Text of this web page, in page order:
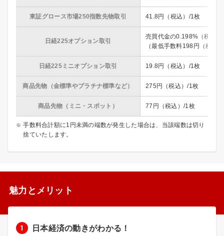
東証グロース市場250指数先物取引 41.8円（税込）/1枚
日経225オプション取引
売買代金の0.198%（税込）
（最低手数料198円（税込
日経225ミニオプション取引 19.8円（税込）/1枚
商品先物（金標準やプラチナ標準など） 275円（税込）/1枚
商品先物（ミニ・スポット） 77円（税込）/1枚
手数料合計額に1円未満の端数が発生した場合は、当該端数は切り
捨ていたします。
魅力とメリット
日本経済の動きがわかる！